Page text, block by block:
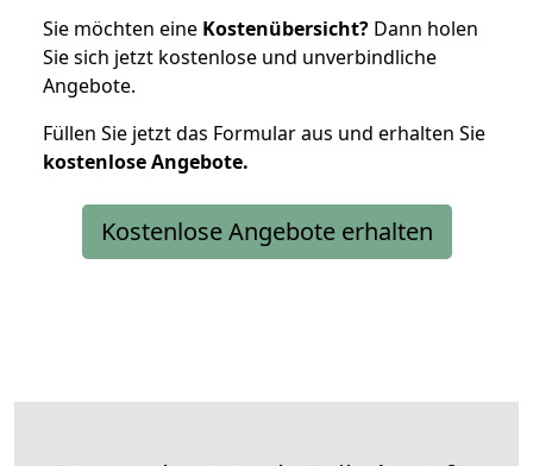
Sie möchten eine Kostenübersicht? Dann holen
Sie sich jetzt kostenlose und unverbindliche
Angebote.
Füllen Sie jetzt das Formular aus und erhalten Sie
kostenloseAngebote.
Kostenlose Angebote erhalten